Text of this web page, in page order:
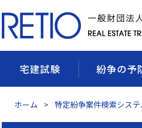
宅建試験 紛争の予
ホーム 特定紛争案件検索システ